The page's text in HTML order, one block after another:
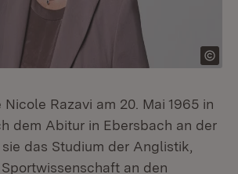
Razavi am 20. Mai 1965 in
dem Abitur in Ebersbach an der
das Studium der Anglistik,
an den